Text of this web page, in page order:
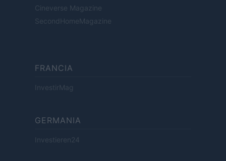
Cineverse Magazine
SecondHomeMagazine
FRANCIA
InvestirMag
GERMANIA
Investieren24